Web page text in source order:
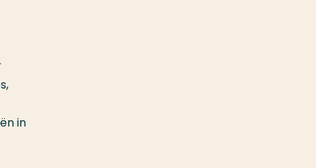
in